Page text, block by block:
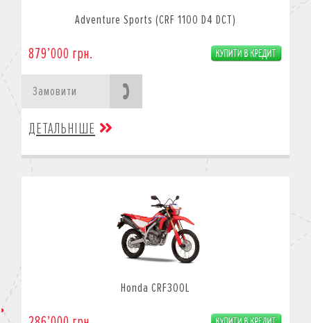
Adventure Sports (CRF 1100 D4 DCT)
879’000 грн.
Замовити
ДЕТАЛЬНІШЕ
Honda CRF300L